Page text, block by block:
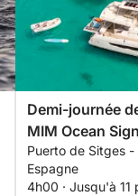
Demi-journée
MIM Ocean
Puerto de Sitges
Espagne
4h00 · Jusqu'à 11